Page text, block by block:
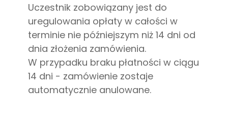
Uczestnik zobowiązany jest do
uregulowania opłaty w całości w
terminie nie późniejszym niż 14 dni od
dnia złożenia zamówienia.
W przypadku braku płatności w ciągu
14 dni - zamówienie zostaje
automatycznie anulowane.